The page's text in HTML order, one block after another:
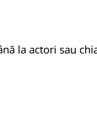
la actori sau